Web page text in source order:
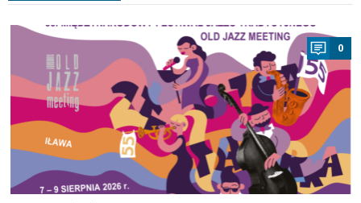
a
0